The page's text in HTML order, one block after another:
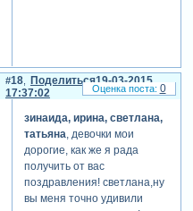
Поделиться
18
19-03-2015
17:37:02
зинаида, ирина, светлана,
татьяна, девочки мои
дорогие, как же я рада
получить от вас
поздравления! светлана,ну
вы меня точно удивили
0